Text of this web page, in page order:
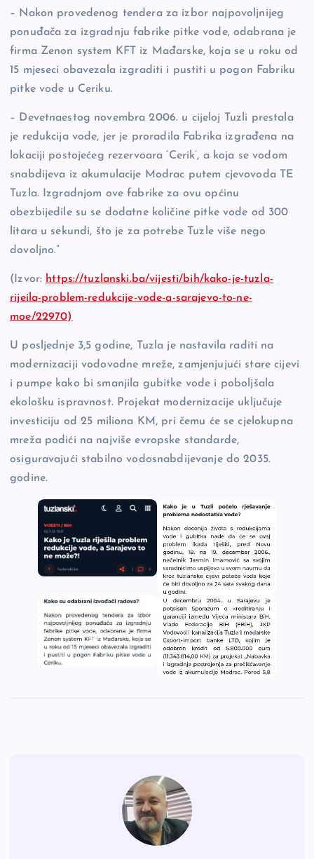
– Nakon provedenog tendera za izbor najpovoljnijeg
ponuđača za izgradnju fabrike pitke vode, odabrana je
firma Zenon system KFT iz Mađarske, koja se u roku od
15 mjeseci obavezala izgraditi i pustiti u pogon Fabriku
pitke vode u Ceriku.
– Devetnaestog novembra 2006. u cijeloj Tuzli prestala
je redukcija vode, jer je proradila Fabrika izgrađena na
lokaciji postojećeg rezervoara ‘Cerik’, a koja se vodom
snabdijeva iz akumulacije Modrac putem cjevovoda TE
Tuzla. Izgradnjom ove fabrike za ovu općinu
obezbijedile su se dodatne količine pitke vode od 300
litara u sekundi, što je za potrebe Tuzle više nego
dovoljno.”
(Izvor: https://tuzlanski.ba/vijesti/bih/kako-je-tuzla-
rijeila-problem-redukcije-vode-a-sarajevo-to-ne-
moe/22970)
U posljednje 3,5 godine, Tuzla je nastavila raditi na
modernizaciji vodovodne mreže, zamjenjujući stare cijevi
i pumpe kako bi smanjila gubitke vode i poboljšala
ekološku ispravnost. Projekat modernizacije uključuje
investiciju od 25 miliona KM, pri čemu će se cjelokupna
mreža podići na najviše evropske standarde,
osiguravajući stabilno vodosnabdijevanje do 2035.
godine.